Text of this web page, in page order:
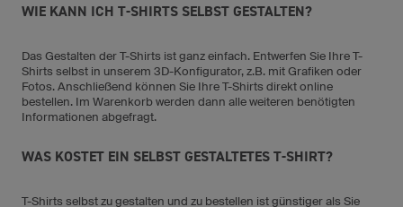
WIE KANN ICH T-SHIRTS SELBST GESTALTEN?
Das Gestalten der T-Shirts ist ganz einfach. Entwerfen Sie Ihre T-
Shirts selbst in unserem 3D-Konfigurator, z.B. mit Grafiken oder
Fotos. Anschließend können Sie Ihre T-Shirts direkt online
bestellen. Im Warenkorb werden dann alle weiteren benötigten
Informationen abgefragt.
WAS KOSTET EIN SELBST GESTALTETES T-SHIRT?
T-Shirts selbst zu gestalten und zu bestellen ist günstiger als Sie